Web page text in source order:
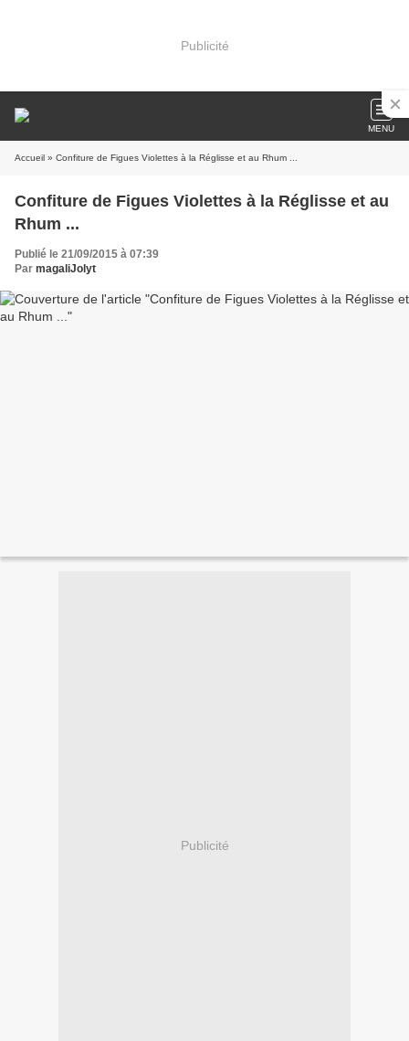
Publicité
MENU
Accueil » Confiture de Figues Violettes à la Réglisse et au Rhum ...
Confiture de Figues Violettes à la Réglisse et au
Rhum ...
Publié le 21/09/2015 à 07:39
Par magaliJolyt
Publicité